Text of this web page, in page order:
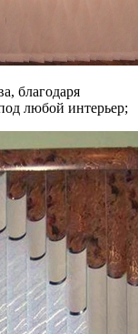
благодаря
любой интерьер;